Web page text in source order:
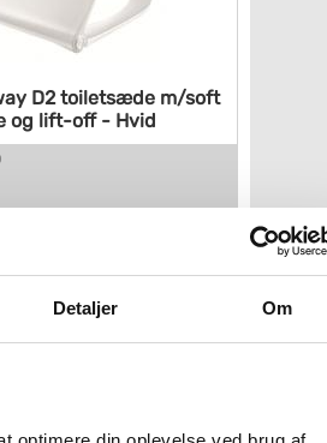
Detaljer Om
D2 toiletsæde m/soft
og lift-off - Hvid